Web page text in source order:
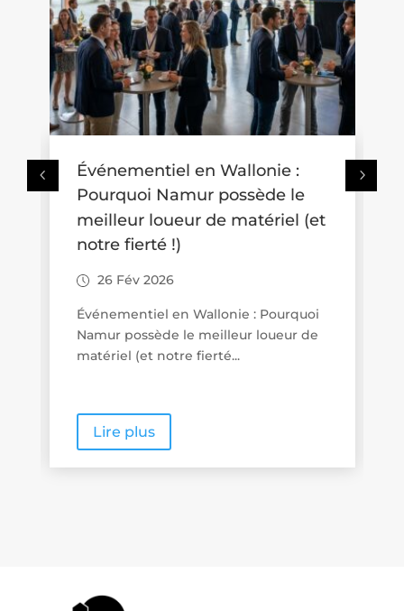
Où se promener avec une
poussette en Wallonie ? Trois
idées de balades accessibles
aux familles
26 Fév 2026
Promenades « poussette friendly » en
Wallonie : quand le tourisme de
proximité se veut vraiment...
Lire plus